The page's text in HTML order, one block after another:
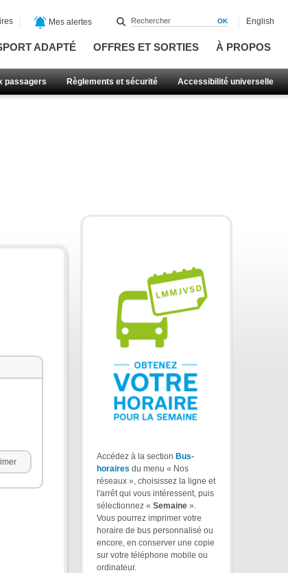
ADAPTÉ OFFRES ET SORTIES À PROPOS
passagers Règlements et sécurité Accessibilité universelle
Mes alertes English
Accédez à la section Bus-
horaires du menu « Nos
réseaux », choisissez la ligne et
l'arrêt qui vous intéressent, puis
sélectionnez « Semaine ».
Vous pourrez imprimer votre
horaire de bus personnalisé ou
encore, en conserver une copie
sur votre téléphone mobile ou
ordinateur.